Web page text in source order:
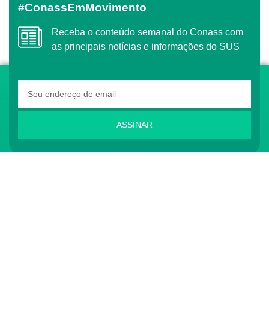
#ConassEmMovimento
Receba o conteúdo semanal do Conass com
as principais notícias e informações do SUS
ASSINAR